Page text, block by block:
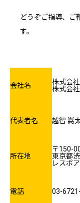
どうぞご指導、ご
す。
会社名
株式会
株式会
代表者名 越智 嵩
所在地
〒150-
東京都
レスポ
電話 03-